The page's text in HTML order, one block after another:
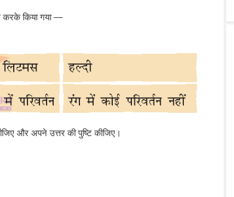
करके किया गया —
और अपने उत्तर की पुष्टि कीजिए।